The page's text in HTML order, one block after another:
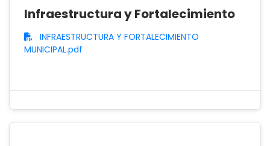
Infraestructura y Fortalecimiento
INFRAESTRUCTURA Y FORTALECIMIENTO
MUNICIPAL.pdf